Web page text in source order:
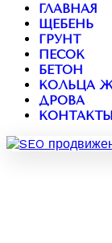
ГЛАВНАЯ
ЩЕБЕНЬ
ГРУНТ
ПЕСОК
БЕТОН
КОЛЬЦА
ДРОВА
КОНТАКТЫ